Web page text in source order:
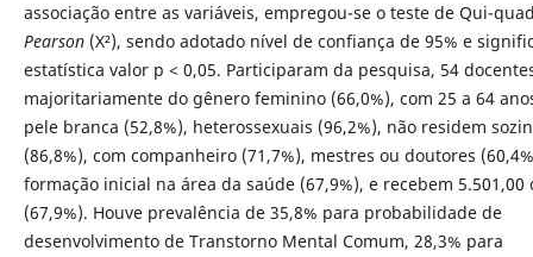
associação entre as variáveis, empregou-se o teste de Qui-
Pearson (X²), sendo adotado nível de confiança de 95% e
estatística valor p < 0,05. Participaram da pesquisa, 54
majoritariamente do gênero feminino (66,0%), com 25 a 64
pele branca (52,8%), heterossexuais (96,2%), não residem
(86,8%), com companheiro (71,7%), mestres ou doutores
formação inicial na área da saúde (67,9%), e recebem 5.501,00
(67,9%). Houve prevalência de 35,8% para probabilidade de
desenvolvimento de Transtorno Mental Comum, 28,3% para